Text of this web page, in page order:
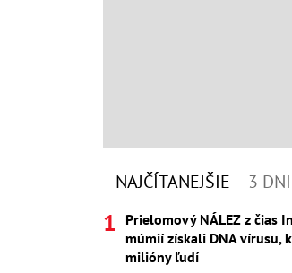
NAJČÍTANEJŠIE 3 DNI
Prielomový NÁLEZ z čias
múmií získali DNA vírusu,
milióny ľudí